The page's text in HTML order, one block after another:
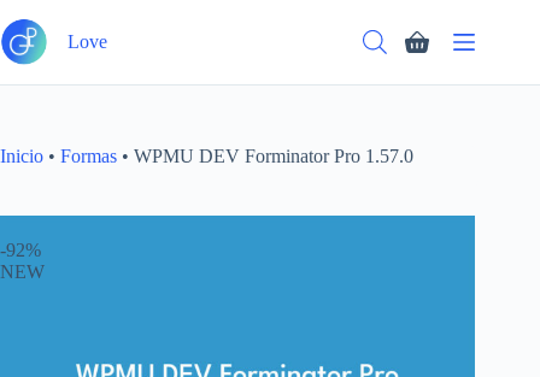
al
contenido
Love
Carro
compra
Inicio • Formas • WPMU DEV Forminator Pro 1.57.0
-92%
NEW